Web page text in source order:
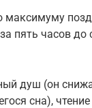
максимуму
пять часов до
душ (он
сна), чтение